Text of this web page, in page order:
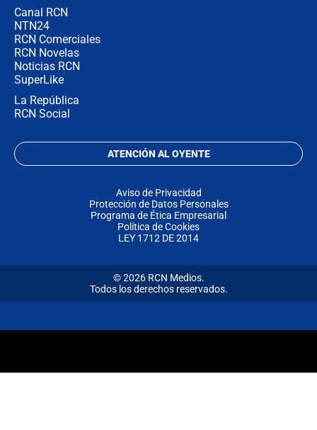
Canal RCN
NTN24
RCN Comerciales
RCN Novelas
Noticias RCN
SuperLike
La República
RCN Social
ATENCIÓN AL OYENTE
Aviso de Privacidad
Protección de Datos Personales
Programa de Ética Empresarial
Política de Cookies
LEY 1712 DE 2014
© 2026 RCN Medios.
Todos los derechos reservados.